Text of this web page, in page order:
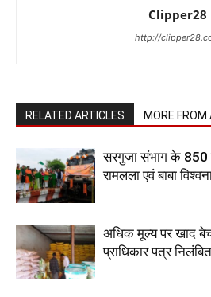
Clipper28
http://
RELATED ARTICLES MORE FROM
सरगुजा संभाग के 850
रामलला एवं बाबा
अधिक मूल्य पर खाद
प्राधिकार पत्र निलंबित